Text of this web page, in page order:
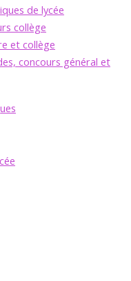
de lycée
collège
et collège
concours général et